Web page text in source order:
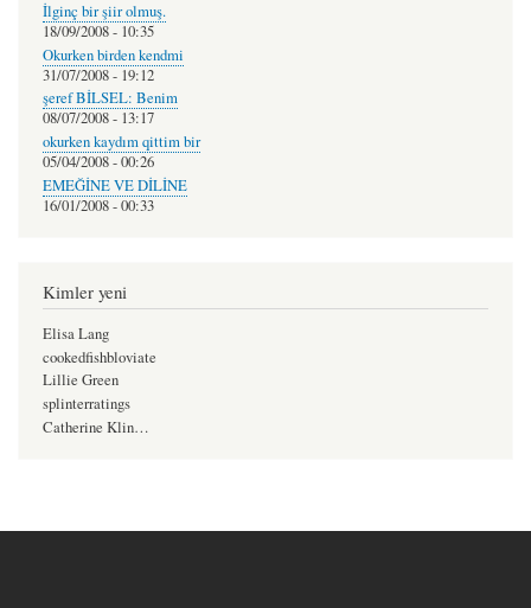
İlginç bir şiir olmuş.
18/09/2008 - 10:35
Okurken birden kendmi
31/07/2008 - 19:12
şeref BİLSEL: Benim
08/07/2008 - 13:17
okurken kaydım qittim bir
05/04/2008 - 00:26
EMEĞİNE VE DİLİNE
16/01/2008 - 00:33
Kimler yeni
Elisa Lang
cookedfishbloviate
Lillie Green
splinterratings
Catherine Klin…